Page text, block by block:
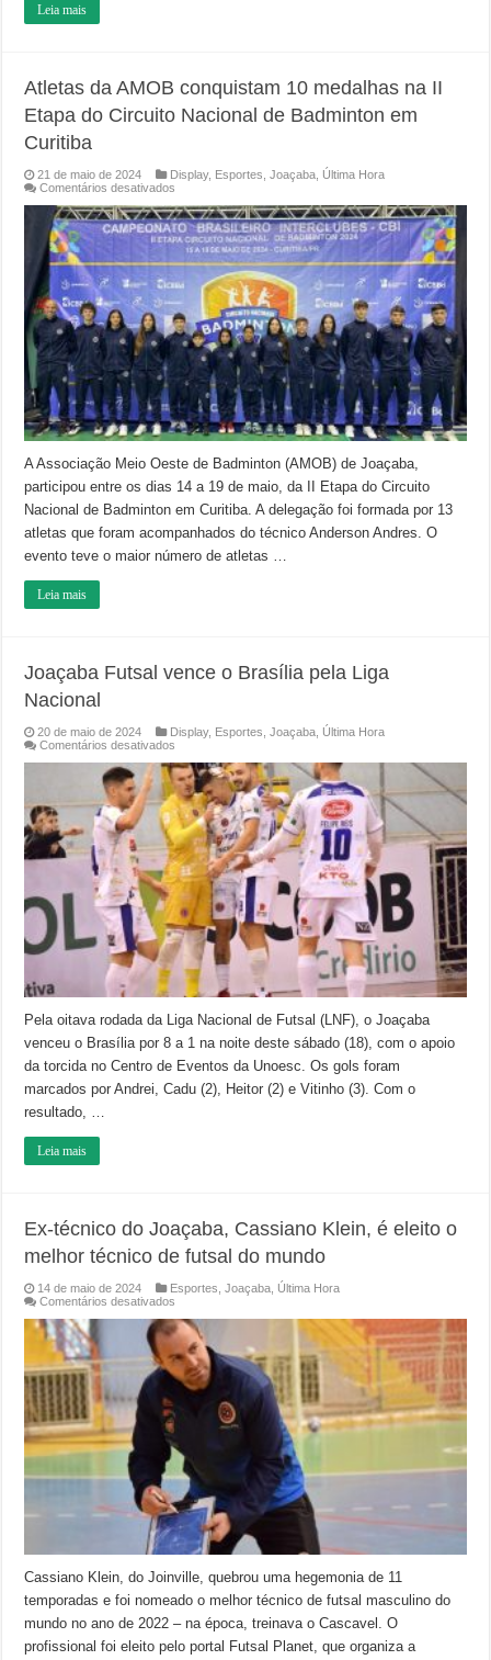
Leia mais
Atletas da AMOB conquistam 10 medalhas na II
Etapa do Circuito Nacional de Badminton em
Curitiba
21 de maio de 2024 Display, Esportes ,Joaçaba Última Hora
Comentários desativados
da
AMOB
conquistam
10
medalhas
II
Etapa
do
Circuito
Nacional
de
Badminton
em
Curitiba
A Associação Meio Oeste de Badminton (AMOB) de Joaçaba,
participou entre os dias 14 a 19 de maio, da II Etapa do Circuito
Nacional de Badminton em Curitiba. A delegação foi formada por 13
atletas que foram acompanhados do técnico Anderson Andres. O
evento teve o maior número de atletas …
Leia mais
Joaçaba Futsal vence o Brasília pela Liga
Nacional
20 de maio de 2024 Display, Esportes ,Joaçaba Última Hora
Comentários desativados
Futsal
vence
o
Brasília
pela
Liga
Nacional
Pela oitava rodada da Liga Nacional de Futsal (LNF), o Joaçaba
venceu o Brasília por 8 a 1 na noite deste sábado (18), com o apoio
da torcida no Centro de Eventos da Unoesc. Os gols foram
marcados por Andrei, Cadu (2), Heitor (2) e Vitinho (3). Com o
resultado, …
Leia mais
Ex-técnico do Joaçaba, Cassiano Klein, é eleito o
melhor técnico de futsal do mundo
14 de maio de 2024 Esportes ,Joaçaba
Última Hora
Comentários desativados
técnico
do
Joaçaba,
Cassiano
Klein,
o
técnico
de
futsal
mundo
Cassiano Klein, do Joinville, quebrou uma hegemonia de 11
temporadas e foi nomeado o melhor técnico de futsal masculino do
mundo no ano de 2022 – na época, treinava o Cascavel. O
profissional foi eleito pelo portal Futsal Planet, que organiza a